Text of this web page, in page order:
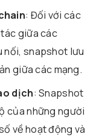
: Đối với các
giữa các
nối, snapshot lưu
giữa các mạng.
dịch: Snapshot
của những người
về hoạt động và